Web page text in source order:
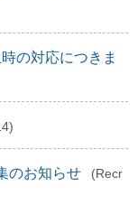
の対応につきま
のお知らせ
(Recr